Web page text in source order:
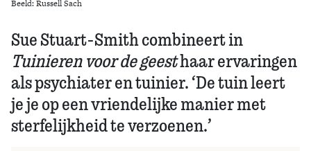
Beeld: Russell Sach
Sue Stuart-Smith combineert in
Tuinieren voor de geesthaar ervaringen
als psychiater en tuinier. ‘De tuin leert
je je op een vriendelijke manier met
sterfelijkheid te verzoenen.’